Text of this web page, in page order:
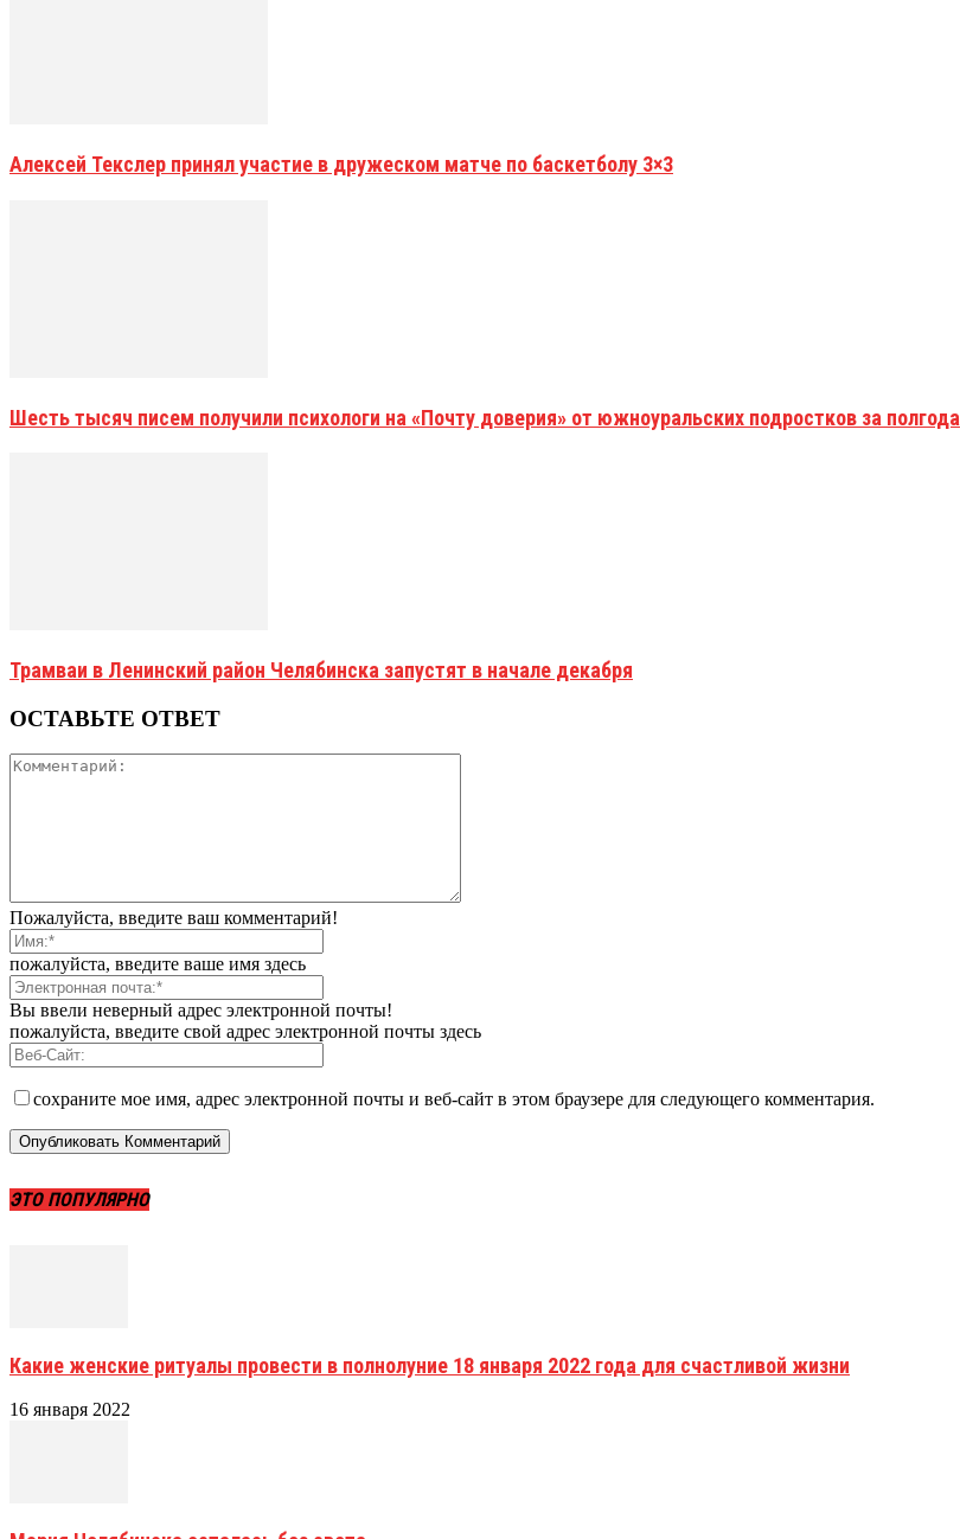
Алексей Текслер принял участие в дружеском матче по баскетболу 3×3
Шесть тысяч писем получили психологи на «Почту доверия» от южноуральских подростков за полгода
Трамваи в Ленинский район Челябинска запустят в начале декабря
ОСТАВЬТЕ ОТВЕТ
Пожалуйста, введите ваш комментарий!
пожалуйста, введите ваше имя здесь
Вы ввели неверный адрес электронной почты!
пожалуйста, введите свой адрес электронной почты здесь
сохраните мое имя, адрес электронной почты и веб-сайт в этом браузере для следующего комментария.
ЭТО ПОПУЛЯРНО
Какие женские ритуалы провести в полнолуние 18 января 2022 года для счастливой жизни
16 января 2022